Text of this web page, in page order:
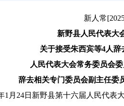
新人常
新野县人民代表大
关于接受朱西宾等4人辞
人民代表大会常务委员会委
辞去相关专门委员会副主任委
24日新野县第十六届人民代表大